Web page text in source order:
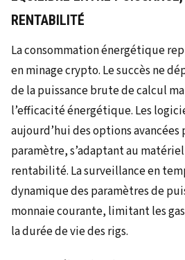
RENTABILITÉ
La consommation énergétique
en minage crypto. Le succès ne
de la puissance brute de calcul
l’efficacité énergétique. Les
aujourd’hui des options
paramètre, s’adaptant au
rentabilité. La surveillance en
dynamique des paramètres de
monnaie courante, limitant les
la durée de vie des rigs.